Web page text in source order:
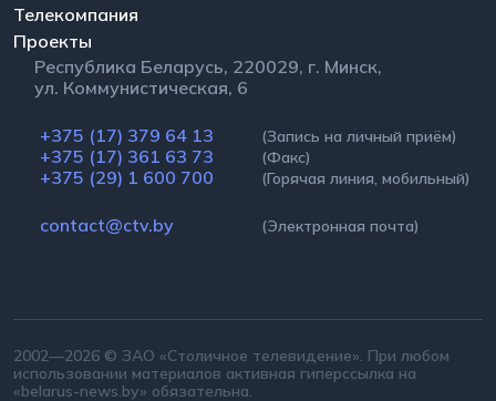
Телекомпания
Проекты
Республика Беларусь, 220029, г. Минск,
ул. Коммунистическая, 6
+375 (17) 379 64 13 (Запись на личный приём)
+375 (17) 361 63 73 (Факс)
+375 (29) 1 600 700 (Горячая линия, мобильный)
contact@ctv.by (Электронная почта)
2002—2026 © ЗАО «Столичное телевидение». При любом
использовании материалов активная гиперссылка на
«belarus-news.by» обязательна.